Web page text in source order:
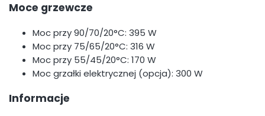
Moce grzewcze
Moc przy 90/70/20°C: 395 W
Moc przy 75/65/20°C: 316 W
Moc przy 55/45/20°C: 170 W
Moc grzałki elektrycznej (opcja): 300 W
Informacje